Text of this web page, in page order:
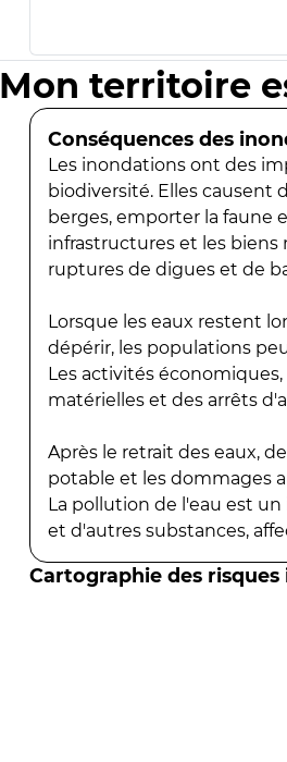
Mon territoire
Conséquences des
Les inondations ont des
biodiversité. Elles causent
berges, emporter la faune
infrastructures et les biens
ruptures de digues et de
Lorsque les eaux restent
dépérir, les populations
Les activités
matérielles et des arrêts
Après le retrait des eaux,
potable et les dommages
La pollution de l'eau est
et d'autres substances,
Cartographie des